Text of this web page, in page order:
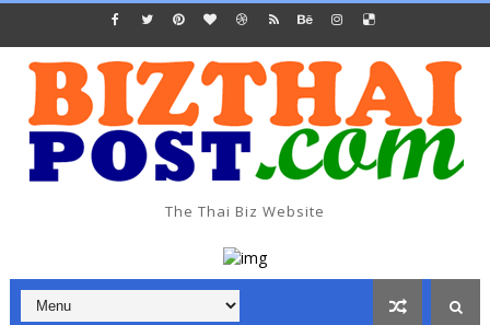
The Thai Biz Website